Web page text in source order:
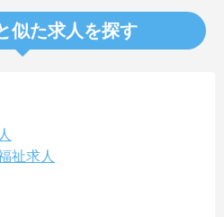
似た求人を探す
祉求人